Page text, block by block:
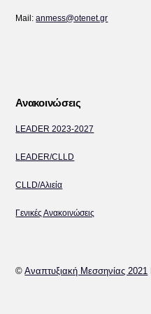
Mail:anmess@otenet.gr
Ανακοινώσεις
LEADER 2023-2027
LEADER/CLLD
CLLD/Αλιεία
Γενικές Ανακοινώσεις
©Αναπτυξιακή Μεσσηνίας 2021